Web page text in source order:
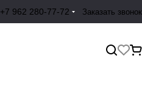
+7 962 280-77-72 Заказать звонок